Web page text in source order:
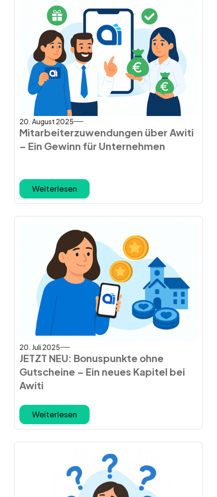
20. August 2025
Mitarbeiterzuwendungen über Awiti
– Ein Gewinn für Unternehmen
Weiterlesen
20. Juli 2025
JETZT NEU: Bonuspunkte ohne
Gutscheine – Ein neues Kapitel bei
Awiti
Weiterlesen